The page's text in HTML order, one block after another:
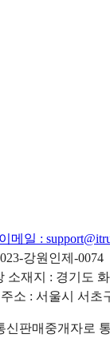
메일 :
강원인제-0074
소재지 : 경기도
소 : 서울시 서초
판매중개자로